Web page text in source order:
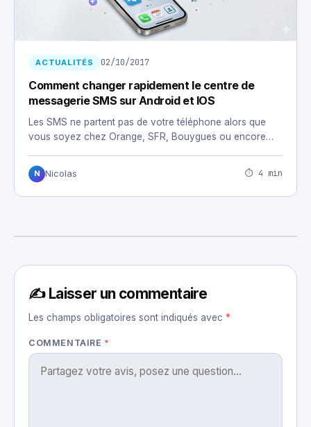
ACTUALITÉS 02/10/2017
Comment changer rapidement le centre de
messagerie SMS sur Android et IOS
Les SMS ne partent pas de votre téléphone alors que
vous soyez chez Orange, SFR, Bouygues ou encore…
N Nicolas ⏱ 4 min
✍️ Laisser un commentaire
Les champs obligatoires sont indiqués avec *
COMMENTAIRE *